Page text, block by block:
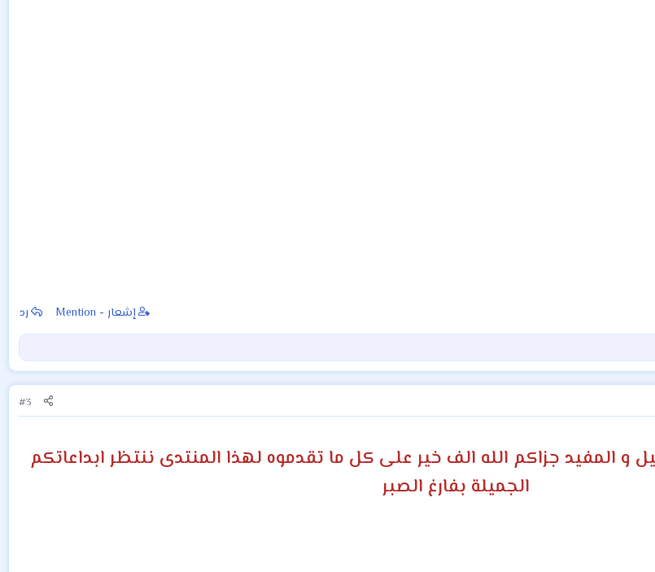
إشعار - Mention رد
#3
المفيد جزاكم الله الف خير على كل ما تقدموه لهذا المنتدى ننتظر ابداعاتكم
الجميلة بفارغ الصبر